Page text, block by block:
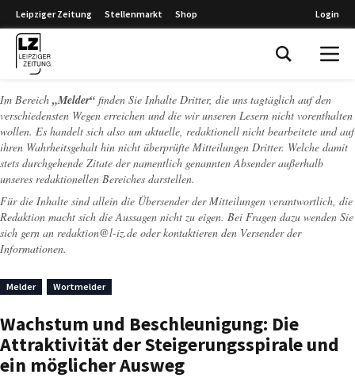
Leipziger Zeitung Stellenmarkt Shop Login
Im Bereich „Melder“ finden Sie Inhalte Dritter, die uns tagtäglich auf den
verschiedensten Wegen erreichen und die wir unseren Lesern nicht vorenthalten
wollen. Es handelt sich also um aktuelle, redaktionell nicht bearbeitete und auf
ihren Wahrheitsgehalt hin nicht überprüfte Mitteilungen Dritter. Welche damit
stets durchgehende Zitate der namentlich genannten Absender außerhalb
unseres redaktionellen Bereiches darstellen.
Für die Inhalte sind allein die Übersender der Mitteilungen verantwortlich, die
Redaktion macht sich die Aussagen nicht zu eigen. Bei Fragen dazu wenden Sie
sich gern an redaktion@l-iz.de oder kontaktieren den Versender der
Informationen.
Melder Wortmelder
Wachstum und Beschleunigung: Die
Attraktivität der Steigerungsspirale und
ein möglicher Ausweg